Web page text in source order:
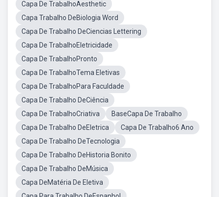
Capa De TrabalhoAesthetic
Capa Trabalho DeBiologia Word
Capa De Trabalho DeCiencias Lettering
Capa De TrabalhoEletricidade
Capa De TrabalhoPronto
Capa De TrabalhoTema Eletivas
Capa De TrabalhoPara Faculdade
Capa De Trabalho DeCiência
Capa De TrabalhoCriativa
BaseCapa De Trabalho
Capa De Trabalho DeEletrica
Capa De Trabalho6 Ano
Capa De Trabalho DeTecnologia
Capa De Trabalho DeHistoria Bonito
Capa De Trabalho DeMúsica
Capa DeMatéria De Eletiva